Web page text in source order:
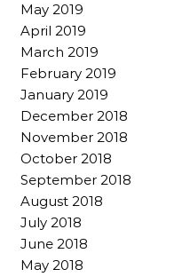
May 2019
April 2019
March 2019
February 2019
January 2019
December 2018
November 2018
October 2018
September 2018
August 2018
July 2018
June 2018
May 2018